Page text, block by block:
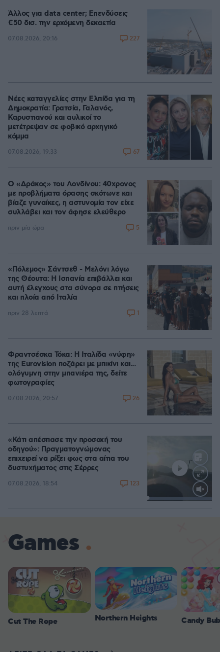
Άλλος για data center; Επενδύσεις
€50 δισ. την ερχόμενη δεκαετία
07.08.2026, 20:16 227
Νέες καταγγελίες στην Ελπίδα για τη
Δημοκρατία: Γρατσία, Γαλανός,
Καρυστιανού και αυλικοί το
μετέτρεψαν σε φοβικό αρχηγικό
κόμμα
07.08.2026, 19:33 67
Ο «Δράκος» του Λονδίνου: 40χρονος
με προβλήματα όρασης σκότωνε και
βίαζε γυναίκες, η αστυνομία τον είχε
συλλάβει και τον άφησε ελεύθερο
πριν μία ώρα 5
«Πόλεμος» Σάντσεθ - Μελόνι λόγω
της Θέουτα: Η Ισπανία επιβάλλει και
αυτή έλεγχους στα σύνορα σε πτήσεις
και πλοία από Ιταλία
πριν 28 λεπτά 1
Φραντσέσκα Τόκα: Η Ιταλίδα «νύφη»
της Eurovision ποζάρει με μπικίνι και...
ολόγυμνη στην μπανιέρα της, δείτε
φωτογραφίες
07.08.2026, 20:57 26
Loaded:
«Κάτι απέσπασε την προσοχή του
οδηγού»: Πραγματογνώμονας
επιχειρεί να ρίξει φως στα αίτια του
δυστυχήματος στις Σέρρες
07.08.2026, 18:54 123
Games
Cut The Rope Northern Heights Candy